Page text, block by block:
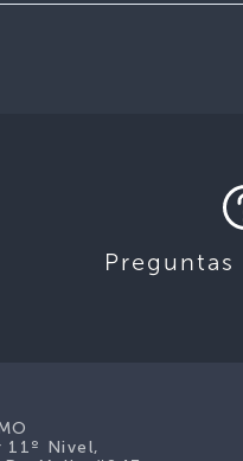
Preguntas
Nivel,